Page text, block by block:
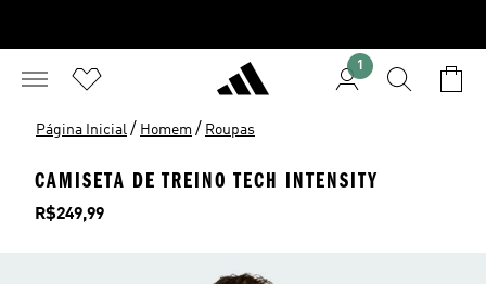
1
Página Inicial / Homem / Roupas
CAMISETA DE TREINO TECH INTENSITY
Preço
R$249,99